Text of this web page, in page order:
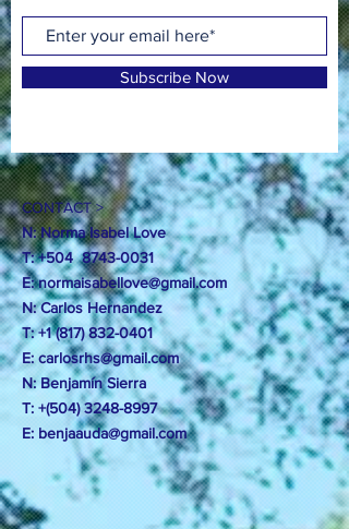
Subscribe Now
CONTACT >
N: Norma Isabel Love
T: +5048743-0031
E:normaisabellove@gmail.com
N: Carlos Hernandez
T:+1 (817) 832-0401
E:carlosrhs@gmail.com
N:BenjamínSierra
T: +(504)3248-8997
E: benjaauda@gmail.com